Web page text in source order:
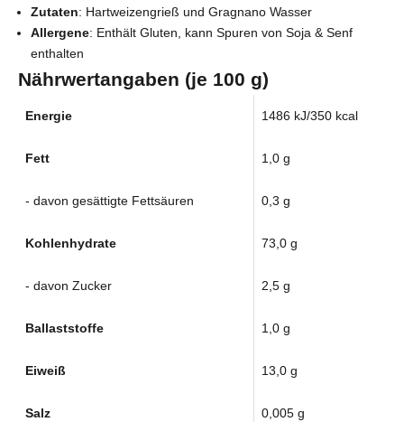
Zutaten: Hartweizengrieß und Gragnano Wasser
Allergene: Enthält Gluten, kann Spuren von Soja & Senf
enthalten
Nährwertangaben (je 100 g)
Energie 1486 kJ/350 kcal
Fett 1,0 g
- davon gesättigte Fettsäuren 0,3 g
Kohlenhydrate 73,0 g
- davon Zucker 2,5 g
Ballaststoffe 1,0 g
Eiweiß 13,0 g
Salz 0,005 g